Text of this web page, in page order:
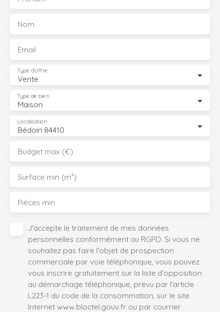
Nom
Email
Vente
Type d'offre
Maison
Type de bien
Bédoin 84410
Localisation
Budget max (€)
Surface min (m²)
Pièces min
J'accepte le traitement de mes données
personnelles conformément au RGPD. Si vous ne
souhaitez pas faire l'objet de prospection
commerciale par voie téléphonique, vous pouvez
vous inscrire gratuitement sur la liste d'opposition
au démarchage téléphonique, prévu par l'article
L223-1 du code de la consommation, sur le site
Internet www.bloctel.gouv.fr ou par courrier